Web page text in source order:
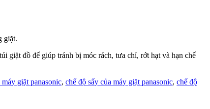
giặt.
giặt đồ để giúp tránh bị móc rách, tưa chỉ, rớt hạt và hạn chế
giặt panasonic, chế độ sấy của máy giặt panasonic, chế độ